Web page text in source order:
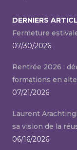
DERNIERS
Fermeture
07/30/2026
Rentrée 2026 :
formations en
07/21/2026
Laurent
sa vision de la
06/16/2026